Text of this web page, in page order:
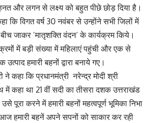
और लगन से लक्ष्य को बहुत पीछे छोड़ दिया है।
कि विगत वर्ष 30 नवंबर से उन्होंने सभी जिलों में
जाकर ’मातृशक्ति वंदन’ के कार्यक्रम किये।
में बड़ी संख्या में महिलाएं पहुंची और एक से
हमारी बहनों द्वारा बनाये गए।
ने कहा कि प्रधानमंत्री नरेन्द्र मोदी श्री
में कहा था 21 वीं सदी का तीसरा दशक उत्तराखंड
उसे पूरा करने में हमारी बहनों महत्वपूर्ण भूमिका निभा
हमारी बहनें अपने सपनों को साकार कर रही